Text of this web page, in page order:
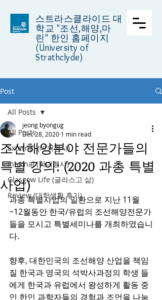
스트라스클라이드 대
학교 "조선,해양,마
린" 한인 홈페이지
(University of
Strathclyde)
Post
All Posts
External (대외행사)
Internal (학내행사)
Glasgow Life (글라스고 삶)
Review (대학생활 후기)
All Posts
조선해양분야 전문가들의
특별 강의: (2020 과총 특별
사업)
jeong byongug
Dec 28, 2020 1 min read
과총 특별사업의 일환으로 지난 11월
~12월동안 한국/유럽의 조선해양전문가
들을 모시고 특별세미나를 개최하였습니
다.
향후, 대한민국의 조선해양 산업을 책임
질 한국과 영국의 석박사과정의 학생 들
에게 한국과 유럽에서 왕성하게 활동 중
인 한인 과학자들의 경험과 조언을 나눔